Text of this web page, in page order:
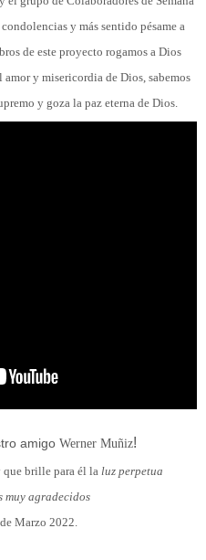
y más sentido pésame a
de este proyecto rogamos a Dios
y misericordia de Dios, sabemos
y goza la paz eterna de Dios.
amigo Werner Muñiz!
que brille para él la luz perpetua
muy agradecidos
Marzo 2022.